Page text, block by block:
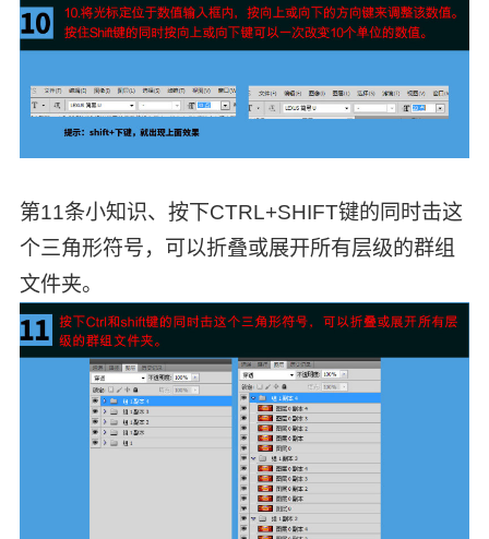
第11条小知识、按下CTRL+SHIFT键的同时击这
个三角形符号，可以折叠或展开所有层级的群组
文件夹。